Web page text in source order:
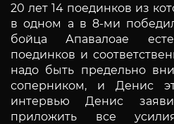
20 лет 14 поединков из
в одном а в 8-ми
бойца Апавалоае
поединков и
надо быть предельно
соперником, и Денис
интервью Денис
приложить все